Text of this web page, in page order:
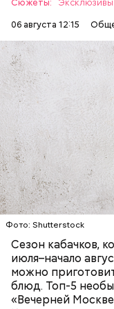
Сюжеты:
06 августа 12:15
Фото: Shutterstock
Сезон кабачков,
июля–начало
можно
блюд. Топ-5
«Вечерней
Ингредиенты:
ЕДА ОВОЩИ
Вред дыни
Фото: Shutterstock
— Наиболее
салаты, лаваш с
запеканка.
немного, поэтому
Чем
лучше. Потому
возникновения
заверил